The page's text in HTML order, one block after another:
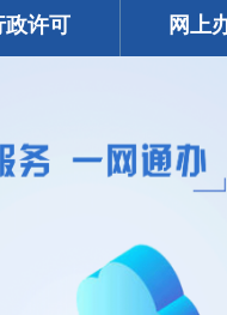
政许可 网上